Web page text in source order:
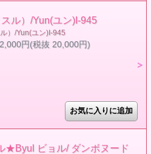
ル）/Yun(ユン)I-945
）/Yun(ユン)I-945
円(税抜 20,000円)
★Byul ビョル/ ダンボヌード